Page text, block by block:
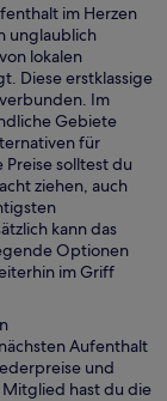
im Herzen
unglaublich
lokalen
Diese erstklassige
Im
Gebiete
für
solltest du
ziehen, auch
kann das
Optionen
im Griff
Aufenthalt
und
hast du die